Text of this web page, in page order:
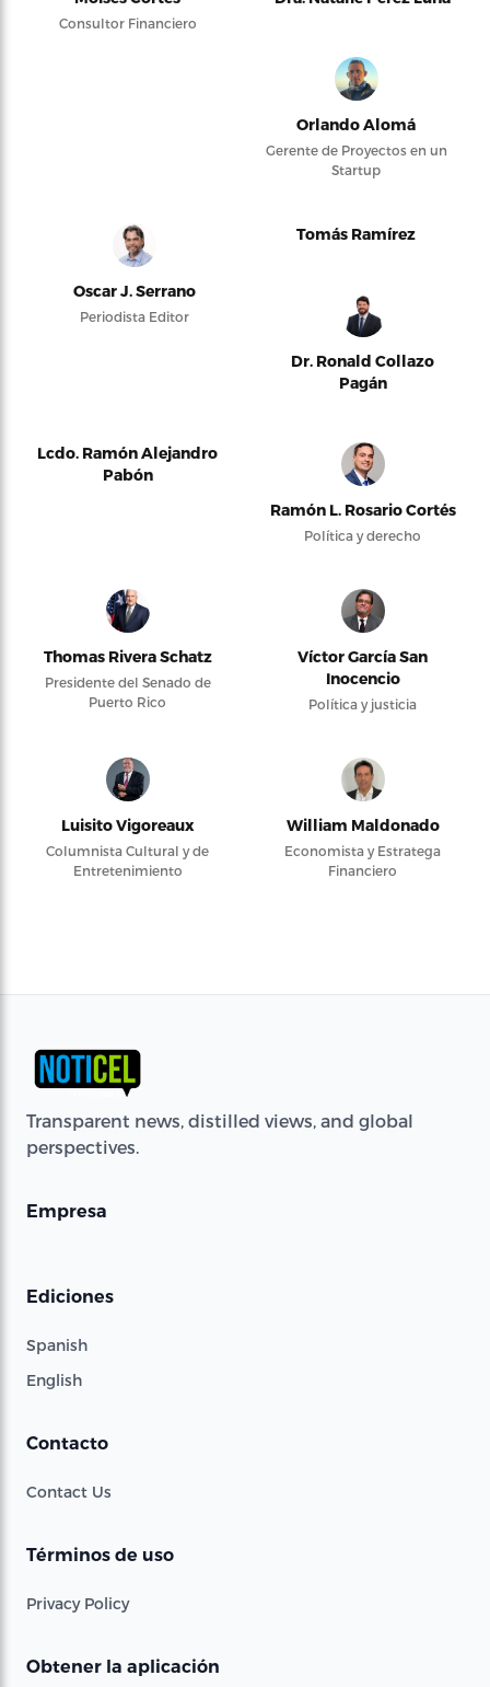
Consultor Financiero
Orlando Alomá
Gerente de Proyectos en un
Startup
Oscar J. Serrano
Periodista Editor
Tomás Ramírez
Dr. Ronald Collazo
Pagán
Lcdo. Ramón Alejandro
Pabón
Ramón L. Rosario Cortés
Política y derecho
Thomas Rivera Schatz
Presidente del Senado de
Puerto Rico
Víctor García San
Inocencio
Política y justicia
Luisito Vigoreaux
Columnista Cultural y de
Entretenimiento
William Maldonado
Economista y Estratega
Financiero
Transparent news, distilled views, and global
perspectives.
Empresa
Ediciones
Spanish
English
Contacto
Contact Us
Términos de uso
Privacy Policy
Obtener la aplicación